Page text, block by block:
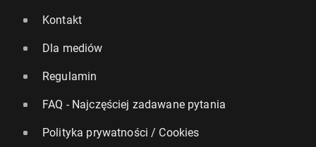
Kontakt
Dla mediów
Regulamin
FAQ - Najczęściej zadawane pytania
Polityka prywatności / Cookies